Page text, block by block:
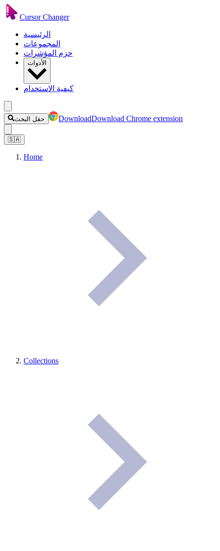
Cursor Changer
الرئيسية
المجموعات
حزم المؤشرات
الأدوات
كيفية الاستخدام
حقل البحث DownloadDownload Chrome extension
🇸🇦
Home
Collections